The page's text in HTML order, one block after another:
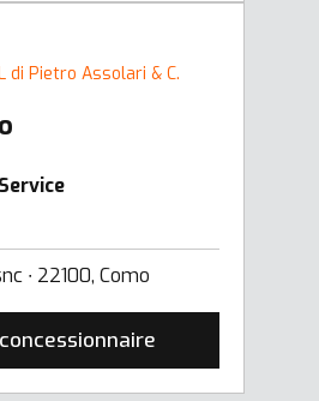
di Pietro Assolari & C.
∙ 22100, Como